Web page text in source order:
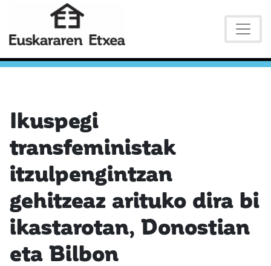
Ikuspegi
transfeministak
itzulpengintzan
gehitzeaz arituko dira bi
ikastarotan, Donostian
eta Bilbon